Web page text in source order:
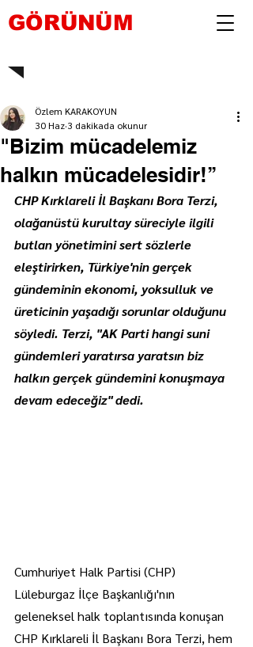
GÖRÜNÜM
"Bizim mücadelemiz
halkın mücadelesidir!’’
Özlem KARAKOYUN
30 Haz 3 dakikada okunur
CHP Kırklareli İl Başkanı Bora Terzi,
olağanüstü kurultay süreciyle ilgili
butlan yönetimini sert sözlerle
eleştirirken, Türkiye'nin gerçek
gündeminin ekonomi, yoksulluk ve
üreticinin yaşadığı sorunlar olduğunu
söyledi. Terzi, "AK Parti hangi suni
gündemleri yaratırsa yaratsın biz
halkın gerçek gündemini konuşmaya
devam edeceğiz" dedi.
Cumhuriyet Halk Partisi (CHP)
Lüleburgaz İlçe Başkanlığı'nın
geleneksel halk toplantısında konuşan
CHP Kırklareli İl Başkanı Bora Terzi, hem